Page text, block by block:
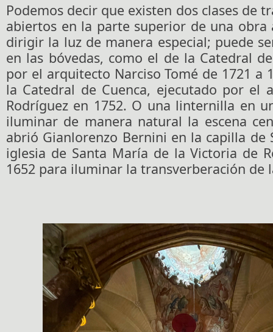
Podemos decir que existen dos clases de
abiertos en la parte superior de una obra
dirigir la luz de manera especial; puede
en las bóvedas, como el de la Catedral
por el arquitecto Narciso Tomé de 1721 a
la Catedral de Cuenca, ejecutado por el
Rodríguez en 1752. O una linternilla en
iluminar de manera natural la escena
abrió Gianlorenzo Bernini en la capilla de
iglesia de Santa María de la Victoria de
1652 para iluminar la transverberación de